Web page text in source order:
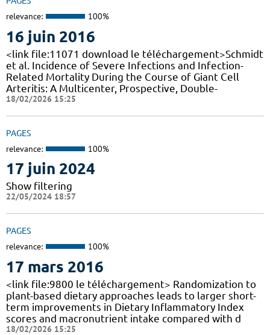
relevance: 100%
16 juin 2016
<link file:11071 download le téléchargement>Schmidt
et al. Incidence of Severe Infections and Infection-
Related Mortality During the Course of Giant Cell
Arteritis: A Multicenter, Prospective, Double-
18/02/2026 15:25
PAGES
relevance: 100%
17 juin 2024
Show filtering
22/05/2024 18:57
PAGES
relevance: 100%
17 mars 2016
<link file:9800 le téléchargement> Randomization to
plant-based dietary approaches leads to larger short-
term improvements in Dietary Inflammatory Index
scores and macronutrient intake compared with d
18/02/2026 15:25